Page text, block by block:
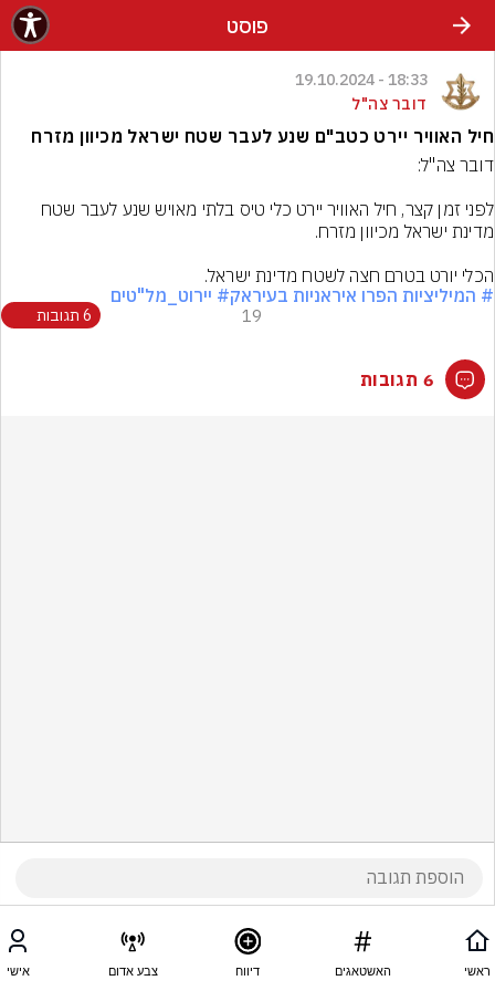
פוסט
18:33 - 19.10.2024
דובר צה"ל
חיל האוויר יירט כטב"ם שנע לעבר שטח ישראל מכיוון מזרח
הכלי יורט בטרם חצה לשטח מדינת ישראל.
# המיליציות הפרו איראניות בעיראק# יירוט_מל"טים
19 6 תגובות
6 תגובות
ראשי האשטאגים דיווח צבע אדום אישי